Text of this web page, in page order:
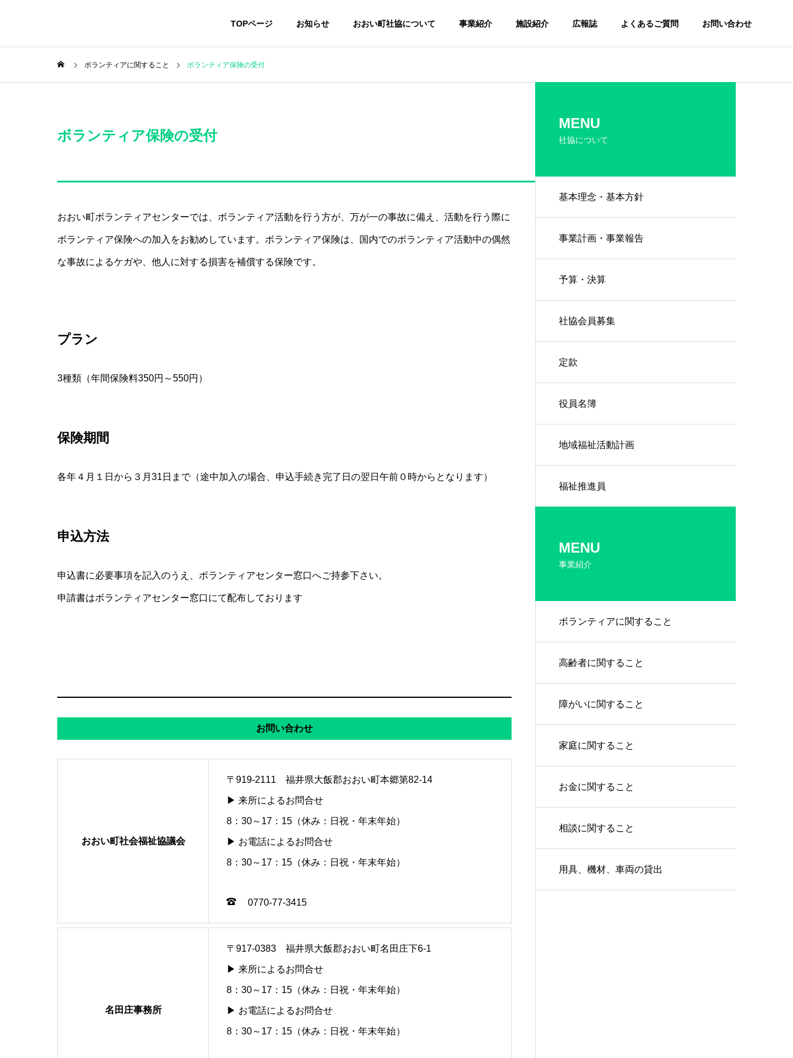
TOPページ お知らせ おおい町社協について 事業紹介 施設紹介 広報誌 よくあるご質問 お問い合わせ
ボランティアに関すること ボランティア保険の受付
ボランティア保険の受付
おおい町ボランティアセンターでは、ボランティア活動を行う方が、万が一の事故に備え、活動を行う際に
ボランティア保険への加入をお勧めしています。ボランティア保険は、国内でのボランティア活動中の偶然
な事故によるケガや、他人に対する損害を補償する保険です。
プラン
3種類（年間保険料350円～550円）
保険期間
各年４月１日から３月31日まで（途中加入の場合、申込手続き完了日の翌日午前０時からとなります）
申込方法
申込書に必要事項を記入のうえ、ボランティアセンター窓口へご持参下さい。
申請書はボランティアセンター窓口にて配布しております
お問い合わせ
おおい町社会福祉協議会
〒919-2111 福井県大飯郡おおい町本郷第82-14
▶ 来所によるお問合せ
8：30～17：15（休み：日祝・年末年始）
▶ お電話によるお問合せ
8：30～17：15（休み：日祝・年末年始）
0770-77-3415
名田庄事務所
〒917-0383 福井県大飯郡おおい町名田庄下6-1
▶ 来所によるお問合せ
8：30～17：15（休み：日祝・年末年始）
▶ お電話によるお問合せ
8：30～17：15（休み：日祝・年末年始）
MENU
社協について
基本理念・基本方針
事業計画・事業報告
予算・決算
社協会員募集
定款
役員名簿
地域福祉活動計画
福祉推進員
MENU
事業紹介
ボランティアに関すること
高齢者に関すること
障がいに関すること
家庭に関すること
お金に関すること
相談に関すること
用具、機材、車両の貸出